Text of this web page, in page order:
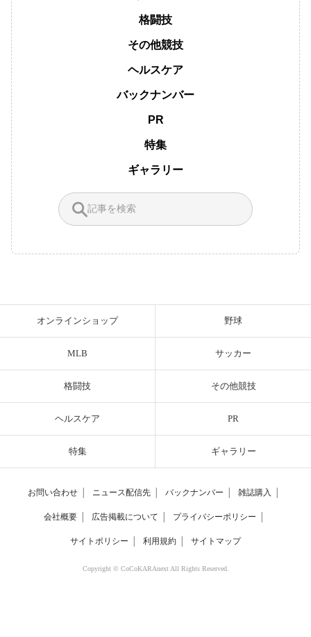
格闘技
その他競技
ヘルスケア
バックナンバー
PR
特集
ギャラリー
オンラインショップ 野球
MLB サッカー
格闘技 その他競技
ヘルスケア PR
特集 ギャラリー
お問い合わせ ニュース配信先 バックナンバー 雑誌購入
会社概要 広告掲載について プライバシーポリシー
サイトポリシー 利用規約 サイトマップ
Copyright © CoCoKARAnext All Rights Reserved.